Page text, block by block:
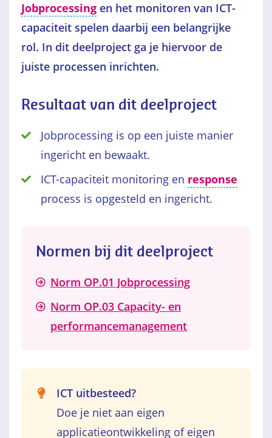
Jobprocessing en het monitoren van ICT-
capaciteit spelen daarbij een belangrijke
rol. In dit deelproject ga je hiervoor de
juiste processen inrichten.
Resultaat van dit deelproject
Jobprocessing is op een juiste manier
ingericht en bewaakt.
ICT-capaciteit monitoring en response
process is opgesteld en ingericht.
Normen bij dit deelproject
Norm OP.01 Jobprocessing
Norm OP.03 Capacity- en
performancemanagement
ICT uitbesteed?
Doe je niet aan eigen
applicatieontwikkeling of eigen